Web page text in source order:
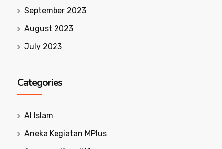
September 2023
August 2023
July 2023
Categories
Al Islam
Aneka Kegiatan MPlus